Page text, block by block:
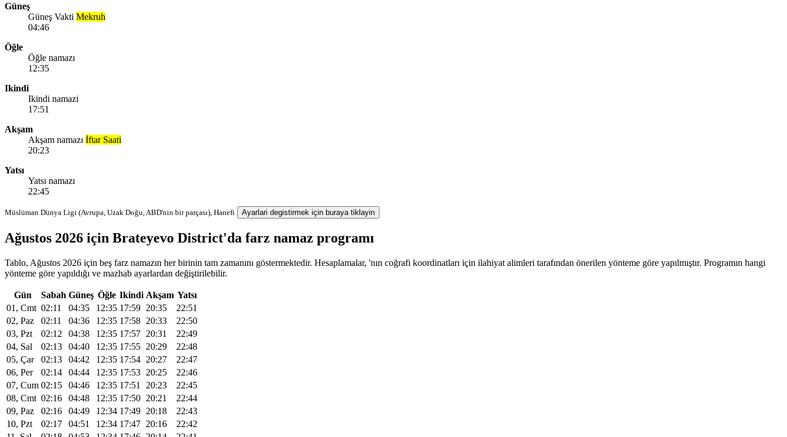
Güneş
Güneş Vakti Mekruh
04:46
Öğle
Öğle namazı
12:35
Ikindi
Ikindi namazi
17:51
Akşam
Akşam namazı İftar Saati
20:23
Yatsı
Yatsı namazı
22:45
Müslüman Dünya Ligi (Avrupa, Uzak Doğu, ABD'nin bir parçası), Hanefi Ayarlari degistirmek için buraya tiklayin
Ağustos 2026 için Brateyevo District'da farz namaz programı
Tablo, Ağustos 2026 için beş farz namazın her birinin tam zamanını göstermektedir. Hesaplamalar, 'nın coğrafi koordinatları için ilahiyat alimleri tarafından önerilen yönteme göre yapılmıştır. Programın hangi
yönteme göre yapıldığı ve mazhab ayarlardan değiştirilebilir.
Gün Sabah Güneş Öğle Ikindi Akşam Yatsı
01, Cmt 02:11 04:35 12:35 17:59 20:35
22:51
02, Paz
02:11 04:36 12:35 17:58 20:33
22:50
03, Pzt
02:12 04:38 12:35 17:57 20:31
22:49
04, Sal
02:13 04:40 12:35 17:55 20:29
22:48
05, Çar
02:13 04:42 12:35 17:54 20:27
22:47
06, Per
02:14 04:44 12:35 17:53 20:25
22:46
07, Cum 02:15 04:46 12:35 17:51 20:23
22:45
08, Cmt 02:16 04:48 12:35 17:50 20:21
22:44
09, Paz
02:16 04:49 12:34 17:49 20:18
22:43
10, Pzt
02:17 04:51 12:34 17:47 20:16
22:42